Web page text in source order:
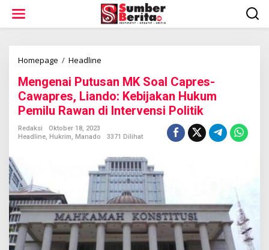
w
Homepage / Headline
n
g
e
n
u
t
u
s
a
n
M
K
S
Mengenai Putusan MK Soal Capres-
Cawapres, Liando: Kebijakan Hukum
Pemilu Rawan di Intervensi Politik
Redaksi
Oktober 18, 2023
Headline, Hukrim, Manado 3371 Dilihat